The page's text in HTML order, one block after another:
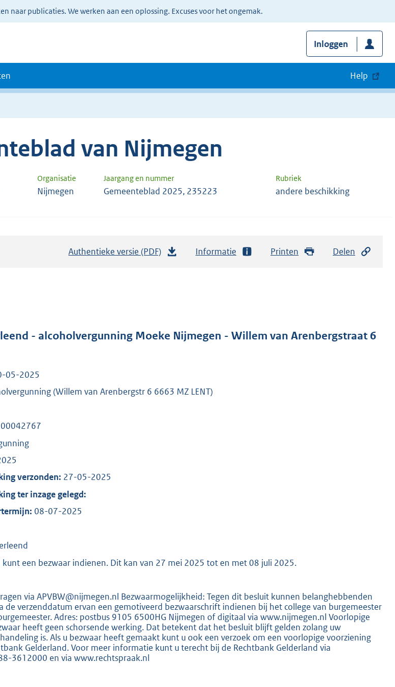
naar publicaties. We werken aan een oplossing. Excuses voor het ongemak.
Inloggen
Help
van Nijmegen
Organisatie Jaargang en nummer Rubriek
Nijmegen Gemeenteblad 2025, 235223 andere beschikking
Authentieke versie (PDF)
d
o
Informatie Printen Delen
- alcoholvergunning Moeke Nijmegen - Willem van Arenbergstraat 6
05-2025
(Willem van Arenbergstr 6 6663 MZ LENT)
verzonden: 27-05-2025
ter inzage gelegd:
08-07-2025
kunt een bezwaar indienen. Dit kan van 27 mei 2025 tot en met 08 juli 2025.
via APVBW@nijmegen.nl Bezwaarmogelijkheid: Tegen dit besluit kunnen belanghebbenden
de verzenddatum ervan een gemotiveerd bezwaarschrift indienen bij het college van burgemeester
Adres: postbus 9105 6500HG Nijmegen of digitaal via www.nijmegen.nl Voorlopige
heeft geen schorsende werking. Dat betekent dat het besluit blijft gelden zolang uw
is. Als u bezwaar heeft gemaakt kunt u ook een verzoek om een voorlopige voorziening
Gelderland. Voor meer informatie kunt u terecht bij de Rechtbank Gelderland via
3612000 en via www.rechtspraak.nl